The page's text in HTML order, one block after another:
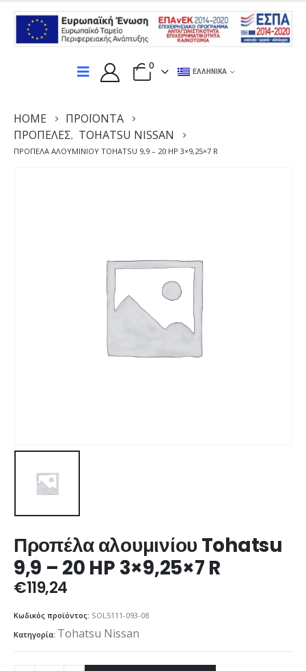
0
ΕΛΛΗΝΙΚΆ
HOME
ΠΡΟΪΌΝΤΑ
ΠΡΟΠΈΛΕΣ, TOHATSU NISSAN
ΠΡΟΠΈΛΑ ΑΛΟΥΜΙΝΊΟΥ TOHATSU 9,9 – 20 HP 3×9,25×7 R
Προπέλα αλουμινίου Tohatsu
9,9 – 20 HP 3×9,25×7 R
€119,24
Κωδικός προϊόντος: SOL5111-093-08
Κατηγορία: Tohatsu Nissan